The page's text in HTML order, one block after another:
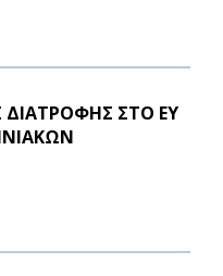
ΔΙΑΤΡΟΦΗΣ ΣΤΟ ΕΥ